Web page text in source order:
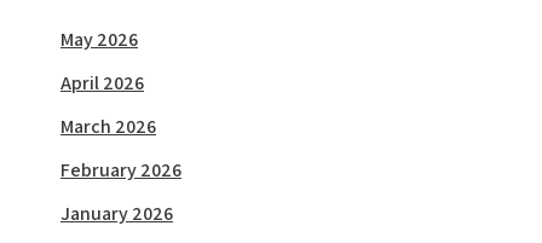
May 2026
April 2026
March 2026
February 2026
January 2026